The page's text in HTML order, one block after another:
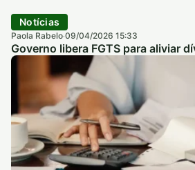
Notícias
Paola Rabelo·09/04/2026 15:33
Governo libera FGTS para aliviar